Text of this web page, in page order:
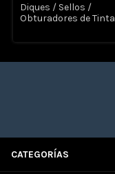
Diques / Sellos /
Obturadores de Tinta
CATEGORÍAS